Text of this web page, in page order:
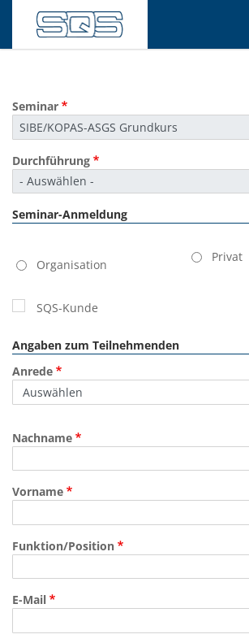
Inhalt
Seminar
Durchführung
Seminar-Anmeldung
Organisation
Privat
SQS-Kunde
Angaben zum Teilnehmenden
Anrede
Nachname
Vorname
Funktion/Position
E-Mail